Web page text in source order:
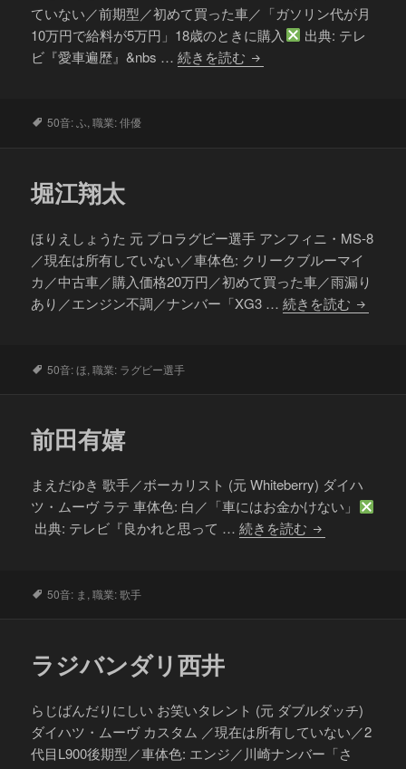
ていない／前期型／初めて買った車／「ガソリン代が月
10万円で給料が5万円」18歳のときに購入
出典: テレ
ビ『愛車遍歴』&nbs …続きを読む 布
タ
50音: ふ,職業: 俳優
堀江翔太
ほりえしょうた 元 プロラグビー選手 アンフィニ・MS-8
／現在は所有していない／車体色: クリークブルーマイ
カ／中古車／購入価格20万円／初めて買った車／雨漏り
あり／エンジン不調／ナンバー「XG3 …続きを読む 堀
タ
50音: ほ,職業: ラグビー選手
前田有嬉
まえだゆき 歌手／ボーカリスト (元 Whiteberry) ダイハ
ツ・ムーヴ ラテ 車体色: 白／「車にはお金かけない」
出典: テレビ『良かれと思って …続きを読む 前
タ
50音: ま ,職業: 歌手
ラジバンダリ西井
らじばんだりにしい お笑いタレント (元 ダブルダッチ)
ダイハツ・ムーヴ カスタム ／現在は所有していない／2
代目L900後期型／車体色: エンジ／川崎ナンバー「さ